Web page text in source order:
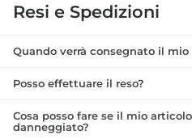
Resi e Spedizioni
Quando verrà consegnato il mio
Posso effettuare il reso?
Cosa posso fare se il mio
danneggiato?